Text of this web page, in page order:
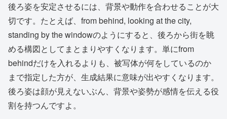
後ろ姿を安定させるには、背景や動作を合わせることが大
切です。たとえば、from behind, looking at the city,
standing by the windowのようにすると、後ろから街を眺
める構図としてまとまりやすくなります。単にfrom
behindだけを入れるよりも、被写体が何をしているのか
まで指定した方が、生成結果に意味が出やすくなります。
後ろ姿は顔が見えないぶん、背景や姿勢が感情を伝える役
割を持つんですよ。